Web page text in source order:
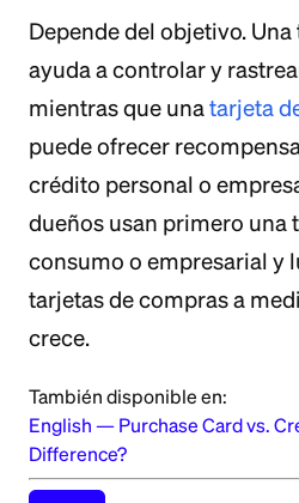
Depende del objetivo.
ayuda a controlar y
mientras que unatarjeta
puede ofrecer
crédito personal o
dueños usan primero una
consumo o empresarial y
tarjetas de compras a
crece.
También disponible en:
English — Purchase Card vs.
Difference?